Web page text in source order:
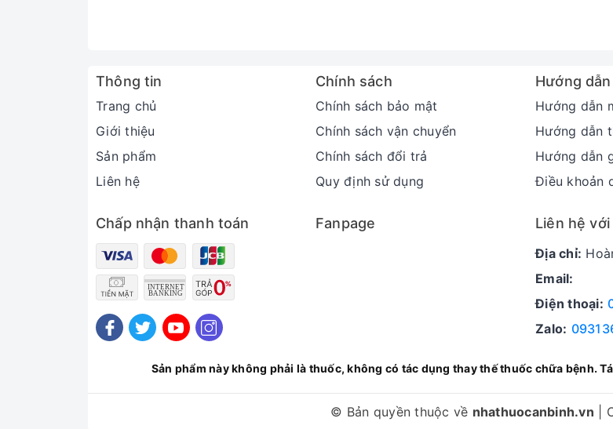
Thông tin
Trang chủ
Giới thiệu
Sản phẩm
Liên hệ
Chính sách
Chính sách bảo mật
Chính sách vận chuyển
Chính sách đổi trả
Quy định sử dụng
Hướng dẫn
Hướng dẫn
Hướng dẫn
Hướng dẫn
Điều khoản
Chấp nhận thanh toán Fanpage Liên hệ
Địa chỉ:
Email:
Điện thoại:
Zalo:
Sản phẩm này không phải là thuốc, không có tác dụng thay thế thuốc chữa bệnh.
© Bản quyền thuộc về nhathuocanbinh.vn